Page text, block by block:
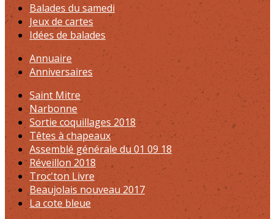
Balades du samedi
Jeux de cartes
Idées de balades
Annuaire
Anniversaires
Saint Mitre
Narbonne
Sortie coquillages 2018
Têtes à chapeaux
Assemblé générale du 01 09 18
Réveillon 2018
Troc'ton Livre
Beaujolais nouveau 2017
La cote bleue